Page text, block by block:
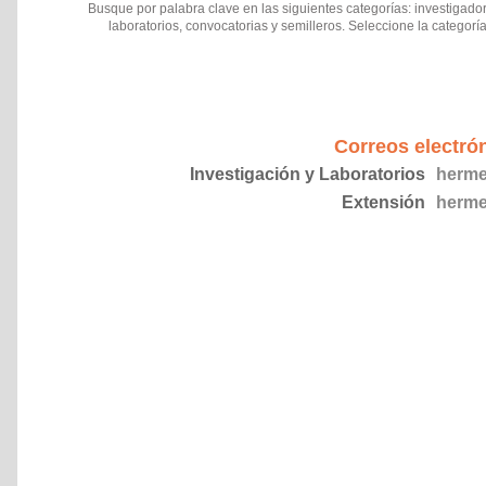
Busque por palabra clave en las siguientes categorías:
laboratorios, convocatorias y semilleros. Seleccione la
Correos
Investigación y Laboratorios
Extensión